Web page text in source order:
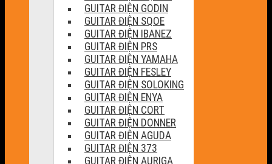
GUITAR ĐIỆN GODIN
GUITAR ĐIỆN SQOE
GUITAR ĐIỆN IBANEZ
GUITAR ĐIỆN PRS
GUITAR ĐIỆN YAMAHA
GUITAR ĐIỆN FESLEY
GUITAR ĐIỆN SOLOKING
GUITAR ĐIỆN ENYA
GUITAR ĐIỆN CORT
GUITAR ĐIỆN DONNER
GUITAR ĐIỆN AGUDA
GUITAR ĐIỆN 373
GUITAR ĐIỆN AURIGA